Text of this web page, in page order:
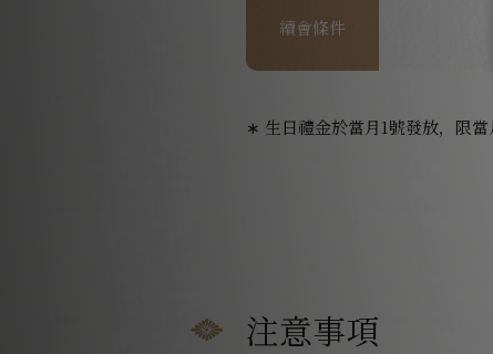
續會條件
∗ 生日禮金於當月1號發放，限當
注意事項